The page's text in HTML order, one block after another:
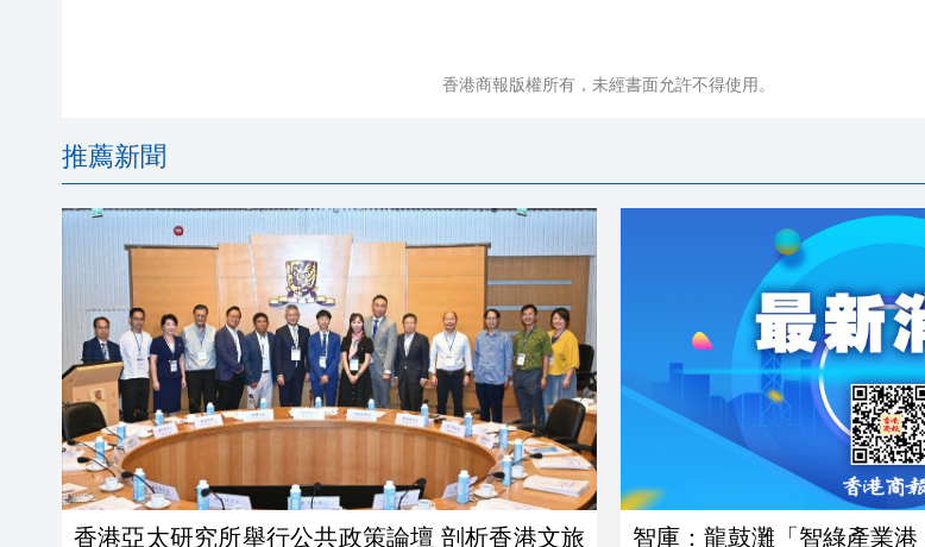
香港商報版權所有，未經書面允許不得使用。
推薦新聞
香港亞太研究所舉行公共政策論壇 剖析香港文旅
智庫：龍鼓灘「智綠產業